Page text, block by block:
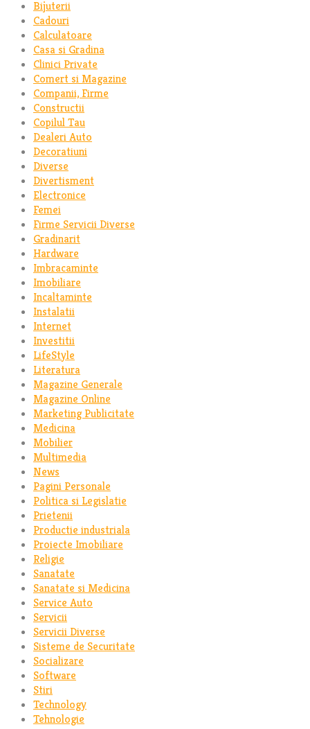
Bijuterii
Cadouri
Calculatoare
Casa si Gradina
Clinici Private
Comert si Magazine
Companii, Firme
Constructii
Copilul Tau
Dealeri Auto
Decoratiuni
Diverse
Divertisment
Electronice
Femei
Firme Servicii Diverse
Gradinarit
Hardware
Imbracaminte
Imobiliare
Incaltaminte
Instalatii
Internet
Investitii
LifeStyle
Literatura
Magazine Generale
Magazine Online
Marketing Publicitate
Medicina
Mobilier
Multimedia
News
Pagini Personale
Politica si Legislatie
Prietenii
Productie industriala
Proiecte Imobiliare
Religie
Sanatate
Sanatate si Medicina
Service Auto
Servicii
Servicii Diverse
Sisteme de Securitate
Socializare
Software
Stiri
Technology
Tehnologie